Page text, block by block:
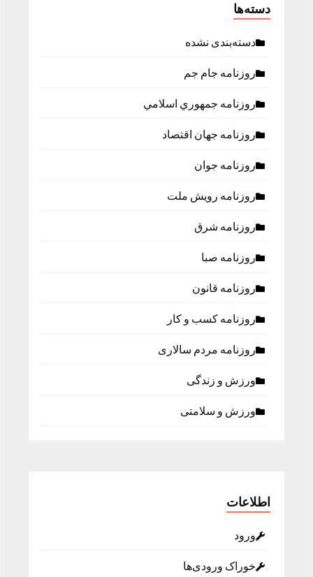
دسته‌ها
دسته‌بندی نشده
روزنامه جام جم
روزنامه جمهوري اسلامي
روزنامه جهان اقتصاد
روزنامه جوان
روزنامه رویش ملت
روزنامه شرق
روزنامه صبا
روزنامه قانون
روزنامه كسب و كار
روزنامه مردم سالاری
ورزش و زندگی
ورزش و سلامتی
اطلاعات
ورود
خوراک ورودی‌ها